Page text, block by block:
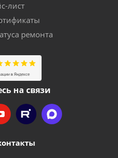
лист
ремонта
на связи